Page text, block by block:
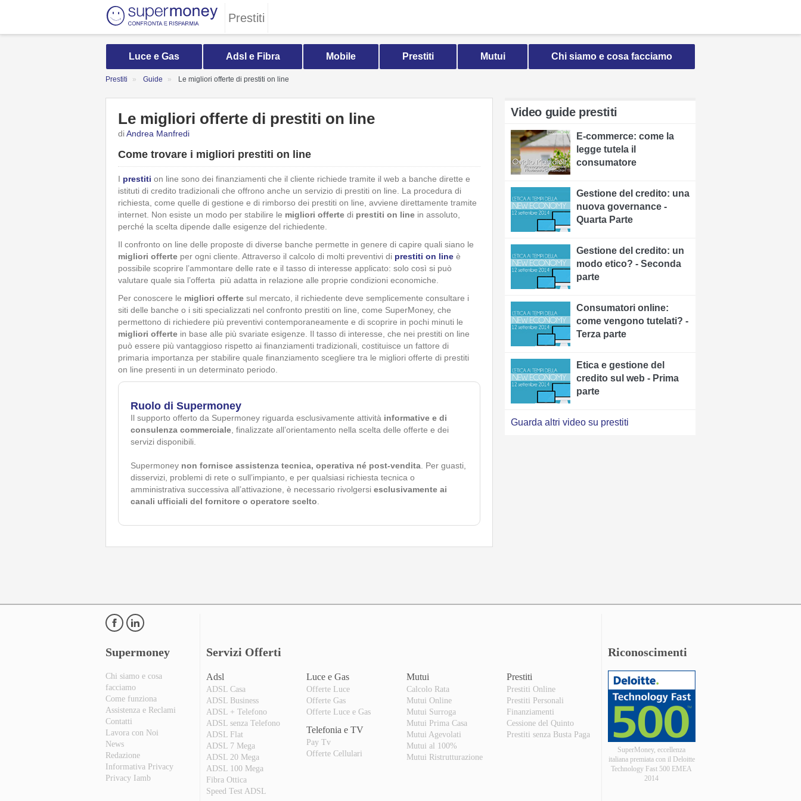
Prestiti
Luce e Gas Adsl e Fibra Mobile Prestiti Mutui Chi siamo e cosa facciamo
Prestiti Guide Le migliori offerte di prestiti on line
Le migliori offerte di prestiti on line
diAndrea Manfredi
Come trovare i migliori prestiti on line
I prestiti on line sono dei finanziamenti che il cliente richiede tramite il web a banche dirette e
istituti di credito tradizionali che offrono anche un servizio di prestiti on line. La procedura di
richiesta, come quelle di gestione e di rimborso dei prestiti on line, avviene direttamente tramite
internet. Non esiste un modo per stabilire le migliori offerte di prestiti on line in assoluto,
perché la scelta dipende dalle esigenze del richiedente.
Il confronto on line delle proposte di diverse banche permette in genere di capire quali siano le
migliori offerte per ogni cliente. Attraverso il calcolo di molti preventivi di prestiti on line è
possibile scoprire l’ammontare delle rate e il tasso di interesse applicato: solo così si può
valutare quale sia l’offerta più adatta in relazione alle proprie condizioni economiche.
Per conoscere le migliori offerte sul mercato, il richiedente deve semplicemente consultare i
siti delle banche o i siti specializzati nel confronto prestiti on line, come SuperMoney, che
permettono di richiedere più preventivi contemporaneamente e di scoprire in pochi minuti le
migliori offerte in base alle più svariate esigenze. Il tasso di interesse, che nei prestiti on line
può essere più vantaggioso rispetto ai finanziamenti tradizionali, costituisce un fattore di
primaria importanza per stabilire quale finanziamento scegliere tra le migliori offerte di prestiti
on line presenti in un determinato periodo.
Ruolo di Supermoney
Il supporto offerto da Supermoney riguarda esclusivamente attività informative e di
consulenza commerciale , finalizzate all’orientamento nella scelta delle offerte e dei
servizi disponibili.
Supermoney non fornisce assistenza tecnica, operativa né post-vendita . Per guasti,
disservizi, problemi di rete o sull’impianto, e per qualsiasi richiesta tecnica o
amministrativa successiva all’attivazione, è necessario rivolgersi esclusivamente ai
canali ufficiali del fornitore o operatore scelto
Video guide prestiti
E-commerce: come la
legge tutela il
consumatore
Gestione del credito: una
nuova governance -
Quarta Parte
Gestione del credito: un
modo etico? - Seconda
parte
Consumatori online:
come vengono tutelati? -
Terza parte
Etica e gestione del
credito sul web - Prima
parte
Guarda altri video su prestiti
Supermoney
Chi siamo e cosa
facciamo
Come funziona
Assistenza e Reclami
Contatti
Lavora con Noi
News
Redazione
Informativa Privacy
Privacy Iamb
Servizi Offerti
Adsl
ADSL Casa
ADSL Business
ADSL + Telefono
ADSL senza Telefono
ADSL Flat
ADSL 7 Mega
ADSL 20 Mega
ADSL 100 Mega
Fibra Ottica
Speed Test ADSL
Luce e Gas
Offerte Luce
Offerte Gas
Offerte Luce e Gas
Telefonia e TV
Pay Tv
Offerte Cellulari
Mutui
Calcolo Rata
Mutui Online
Mutui Surroga
Mutui Prima Casa
Mutui Agevolati
Mutui al 100%
Mutui Ristrutturazione
Prestiti
Prestiti Online
Prestiti Personali
Finanziamenti
Cessione del Quinto
Prestiti senza Busta Paga
Riconoscimenti
SuperMoney, eccellenza
italiana premiata con il Deloitte
Technology Fast 500 EMEA
2014